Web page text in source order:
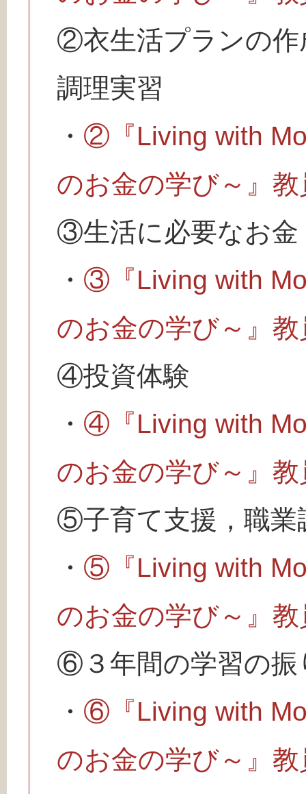
②衣生活プランの作
調理実習
・ ②『Living with
のお金の学び～』
③生活に必要なお金
・ ③『Living with
のお金の学び～』
④投資体験
・ ④『Living with
のお金の学び～』
⑤子育て支援，職業
・ ⑤『Living with
のお金の学び～』
⑥３年間の学習の振
・ ⑥『Living with
のお金の学び～』